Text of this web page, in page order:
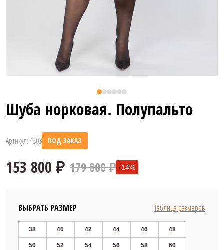
Шуба норковая. Полупальто
Артикул: 4803 ПОД ЗАКАЗ
179 800 ₽ -14%
ВЫБРАТЬ РАЗМЕР Таблица размеров
38 40 42 44 46 48
50 52 54 56 58 60